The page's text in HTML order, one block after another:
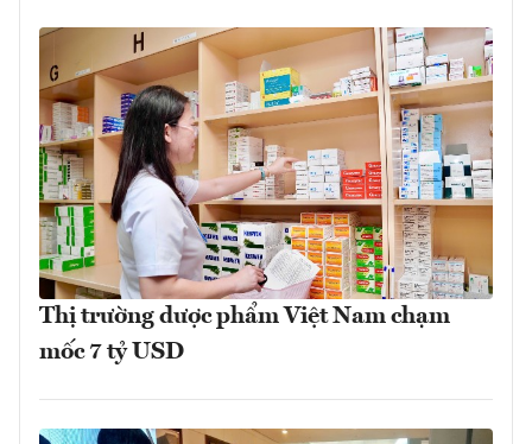
Thị trường dược phẩm Việt Nam chạm
mốc 7 tỷ USD